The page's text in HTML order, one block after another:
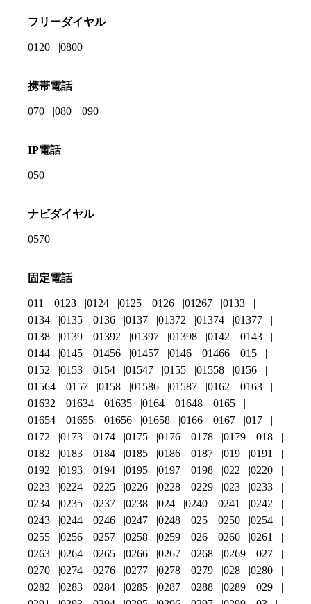
フリーダイヤル
0120 0800
携帯電話
070 080 090
IP電話
050
ナビダイヤル
0570
固定電話
011 0123 0124 0125 0126 01267
0133
0134
0135 0136 0137 01372 01374
01377
0138
0139 01392 01397 01398 0142
0143
0144
0145 01456 01457 0146 01466
015
0152
0153 0154 01547 0155 01558
0156
01564
0157 0158 01586 01587 0162
0163
01632
01634 01635 0164 01648
0165
01654
01655 01656 01658 0166 0167
017
0172
0173 0174 0175 0176 0178 0179
018
0182
0183 0184 0185 0186 0187 019
0191
0192
0193 0194 0195 0197 0198 022
0220
0223
0224 0225 0226 0228 0229 023
0233
0234
0235 0237 0238 024 0240 0241
0242
0243
0244 0246 0247 0248 025 0250
0254
0255
0256 0257 0258 0259 026 0260
0261
0263
0264 0265 0266 0267 0268 0269
027
0270
0274 0276 0277 0278 0279 028
0280
0282
0283 0284 0285 0287 0288 0289
029